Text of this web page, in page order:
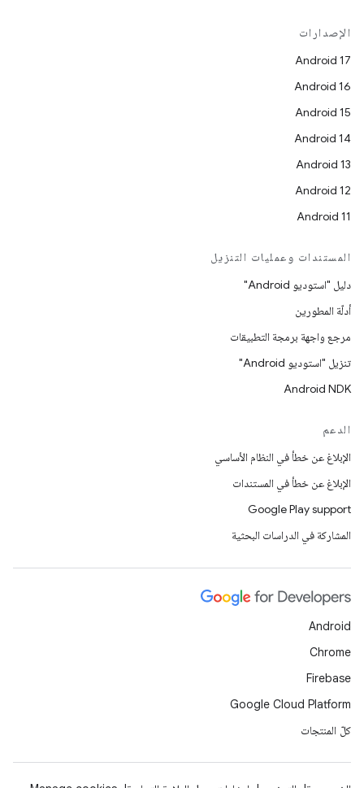
الإصدارات
Android 17
Android 16
Android 15
Android 14
Android 13
Android 12
Android 11
المستندات وعمليات التنزيل
دليل "استوديو Android"
أدلّة المطورين
مرجع واجهة برمجة التطبيقات
تنزيل "استوديو Android"
Android NDK
الدعم
الإبلاغ عن خطأ في النظام الأساسي
الإبلاغ عن خطأ في المستندات
Google Play support
المشاركة في الدراسات البحثية
Android
Chrome
Firebase
Google Cloud Platform
كلّ المنتجات